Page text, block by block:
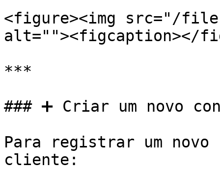
<figure><img src="/files/
alt=""><figcaption></
***
### ➕ Criar um novo
Para registrar um
cliente: